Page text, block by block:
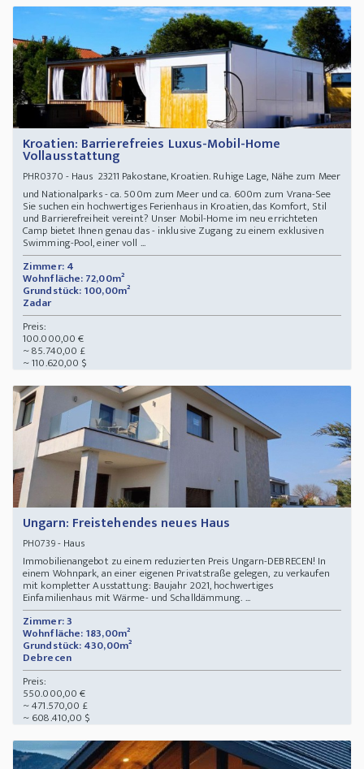
Kroatien: Barrierefreies Luxus-Mobil-Home
Vollausstattung
PHR0370 - Haus 23211 Pakostane, Kroatien. Ruhige Lage, Nähe zum Meer
und Nationalparks - ca. 500m zum Meer und ca. 600m zum Vrana-See
Sie suchen ein hochwertiges Ferienhaus in Kroatien, das Komfort, Stil
und Barrierefreiheit vereint? Unser Mobil-Home im neu errichteten
Camp bietet Ihnen genau das - inklusive Zugang zu einem exklusiven
Swimming-Pool, einer voll ...
Zimmer: 4
Wohnfläche: 72,00m²
Grundstück: 100,00m²
Zadar
Preis:
100.000,00 €
~ 85.740,00 £
~ 110.620,00 $
Ungarn: Freistehendes neues Haus
PH0739- Haus
Immobilienangebot zu einem reduzierten Preis Ungarn-DEBRECEN! In
einem Wohnpark, an einer eigenen Privatstraße gelegen, zu verkaufen
mit kompletter Ausstattung: Baujahr 2021, hochwertiges
Einfamilienhaus mit Wärme- und Schalldämmung. ...
Zimmer: 3
Wohnfläche: 183,00m²
Grundstück: 430,00m²
Debrecen
Preis:
550.000,00 €
~ 471.570,00 £
~ 608.410,00 $